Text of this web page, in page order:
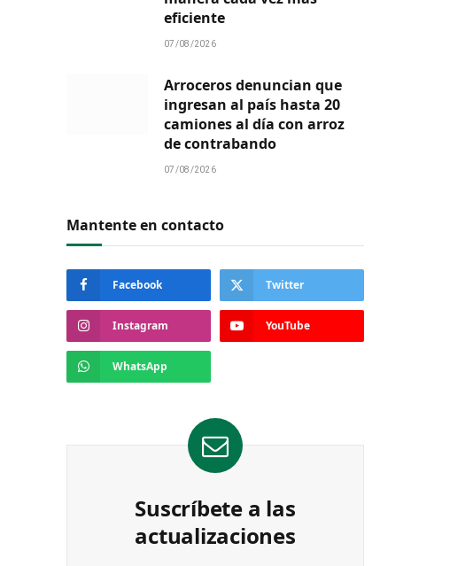
eficiente
07/08/2026
Arroceros denuncian que
ingresan al país hasta 20
camiones al día con arroz
de contrabando
07/08/2026
Mantente en contacto
Facebook Twitter
Instagram YouTube
WhatsApp
Suscríbete a las
actualizaciones